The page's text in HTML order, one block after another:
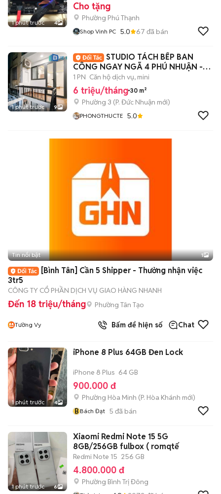
1 phút trước 4
Cho tặng
Phường Phú Thạnh
Shop Vinh PC 5.0 67 đã bán
1 phút trước 9
STUDIO TÁCH BẾP BAN
CÔNG NGAY NGÃ 4 PHÚ NHUẬN -
HAONDG VĂN THỤ
1 PN Căn hộ dịch vụ, mini
6 triệu/tháng 30 m²
Phường 3 (P. Đức Nhuận mới)
PHONGTHUCTE 5.0
Tin nổi bật 1
[Bình Tân] Cần 5 Shipper - Thưởng nhận việc
3tr5
CÔNG TY CỔ PHẦN DỊCH VỤ GIAO HÀNG NHANH
Đến 18 triệu/tháng Phường Tân Tạo
Tường Vy Bấm để hiện số Chat
1 phút trước 4
iPhone 8 Plus 64GB Đen Lock
iPhone 8 Plus 64 GB
900.000 đ
Phường Hòa Minh (P. Hòa Khánh mới)
BBách Đạt 5 đã bán
1 phút trước 6
Xiaomi Redmi Note 15 5G
8GB/256GB fulbox ( romqtế
Redmi Note 15 256 GB
4.800.000 đ
Phường Bình Trị Đông